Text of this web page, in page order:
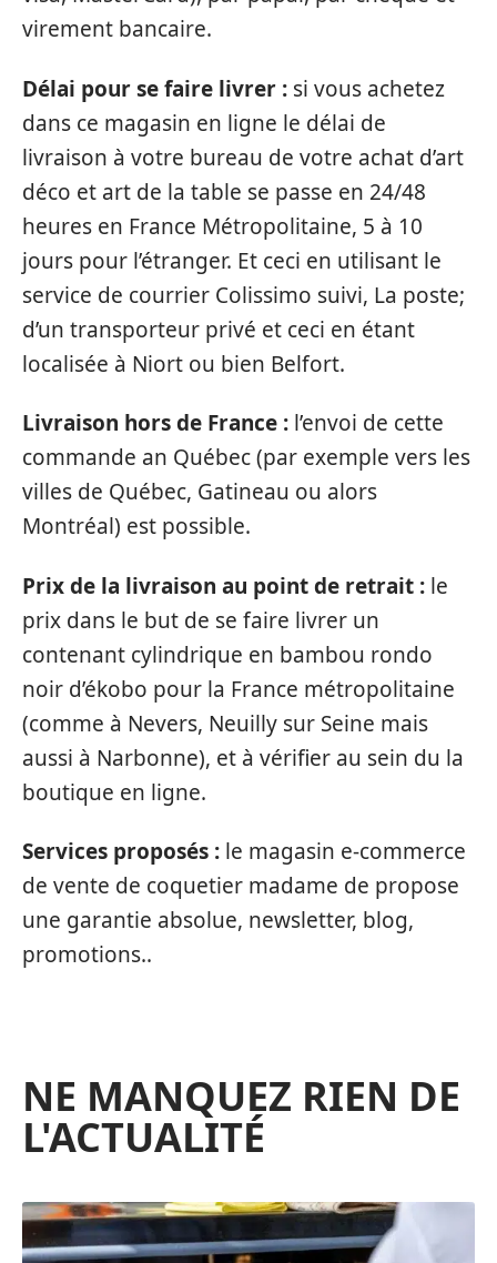
virement bancaire.
Délai pour se faire livrer : si vous achetez
dans ce magasin en ligne le délai de
livraison à votre bureau de votre achat d’art
déco et art de la table se passe en 24/48
heures en France Métropolitaine, 5 à 10
jours pour l’étranger. Et ceci en utilisant le
service de courrier Colissimo suivi, La poste;
d’un transporteur privé et ceci en étant
localisée à Niort ou bien Belfort.
Livraison hors de France : l’envoi de cette
commande an Québec (par exemple vers les
villes de Québec, Gatineau ou alors
Montréal) est possible.
Prix de la livraison au point de retrait : le
prix dans le but de se faire livrer un
contenant cylindrique en bambou rondo
noir d’ékobo pour la France métropolitaine
(comme à Nevers, Neuilly sur Seine mais
aussi à Narbonne), et à vérifier au sein du la
boutique en ligne.
Services proposés : le magasin e-commerce
de vente de coquetier madame de propose
une garantie absolue, newsletter, blog,
promotions..
NE MANQUEZ RIEN DE
L'ACTUALITÉ